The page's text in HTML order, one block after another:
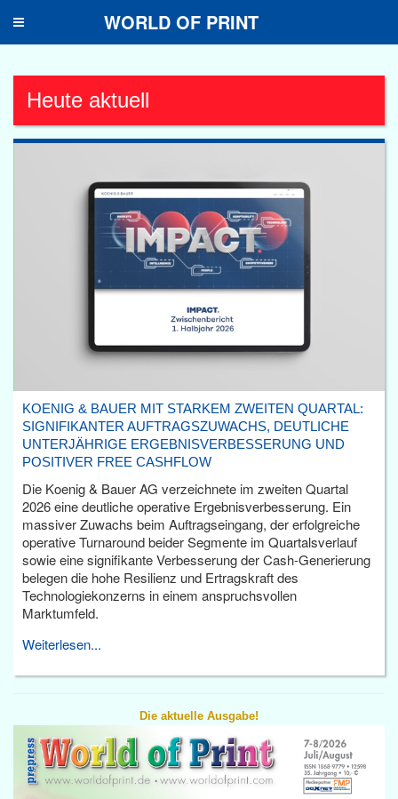
Toggle
WORLD OF PRINT
Heute aktuell
KOENIG & BAUER MIT STARKEM ZWEITEN QUARTAL:
SIGNIFIKANTER AUFTRAGSZUWACHS, DEUTLICHE
UNTERJÄHRIGE ERGEBNISVERBESSERUNG UND
POSITIVER FREE CASHFLOW
Die Koenig & Bauer AG verzeichnete im zweiten Quartal
2026 eine deutliche operative Ergebnisverbesserung. Ein
massiver Zuwachs beim Auftragseingang, der erfolgreiche
operative Turnaround beider Segmente im Quartalsverlauf
sowie eine signifikante Verbesserung der Cash-Generierung
belegen die hohe Resilienz und Ertragskraft des
Technologiekonzerns in einem anspruchsvollen
Marktumfeld.
Weiterlesen...
Die aktuelle Ausgabe!